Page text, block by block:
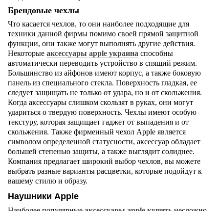
Брендовые чехлы
Что касается чехлов, то они наиболее подходящие для
техники данной фирмы помимо своей прямой защитной
функции, они также могут выполнять другие действия.
Некоторые аксессуары apple украина способны
автоматически переводить устройство в спящий режим.
Большинство из айфонов имеют корпус, а также боковую
панель из специального стекла. Поверхность гладкая, ее
следует защищать не только от удара, но и от скольжения.
Когда аксессуары слишком скользят в руках, они могут
удариться о твердую поверхность. Чехлы имеют особую
текстуру, которая защищает гаджет от выпадения и от
скольжения. Также фирменный чехол Apple является
символом определенной статусности, аксессуар обладает
большей степенью защиты, а также выглядит солиднее.
Компания предлагает широкий выбор чехлов, вы можете
выбрать разные варианты расцветки, которые подойдут к
вашему стилю и образу.
Наушники Apple